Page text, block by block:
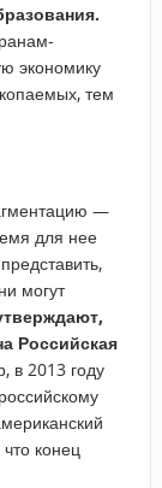
экономику
тем
—
для нее
могут
Российская
в 2013 году
конец